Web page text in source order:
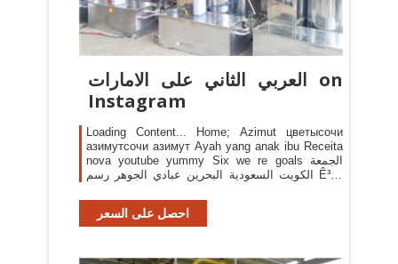
العربي الثاني على الامارات on
Instagram
Loading Content... Home; Azimut цветысочи
азимутсочи азимут Ayah yang anak ibu Receita
nova youtube yummy Six we re goals الجمعة
الكويت السعودية البحرين عبادي الجوهر رسم Ê³µë
احصل على السعر